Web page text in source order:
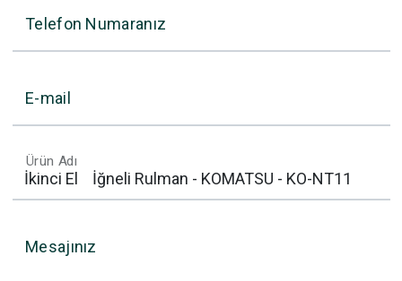
Telefon Numaranız
E-mail
Ürün Adı
Mesajınız